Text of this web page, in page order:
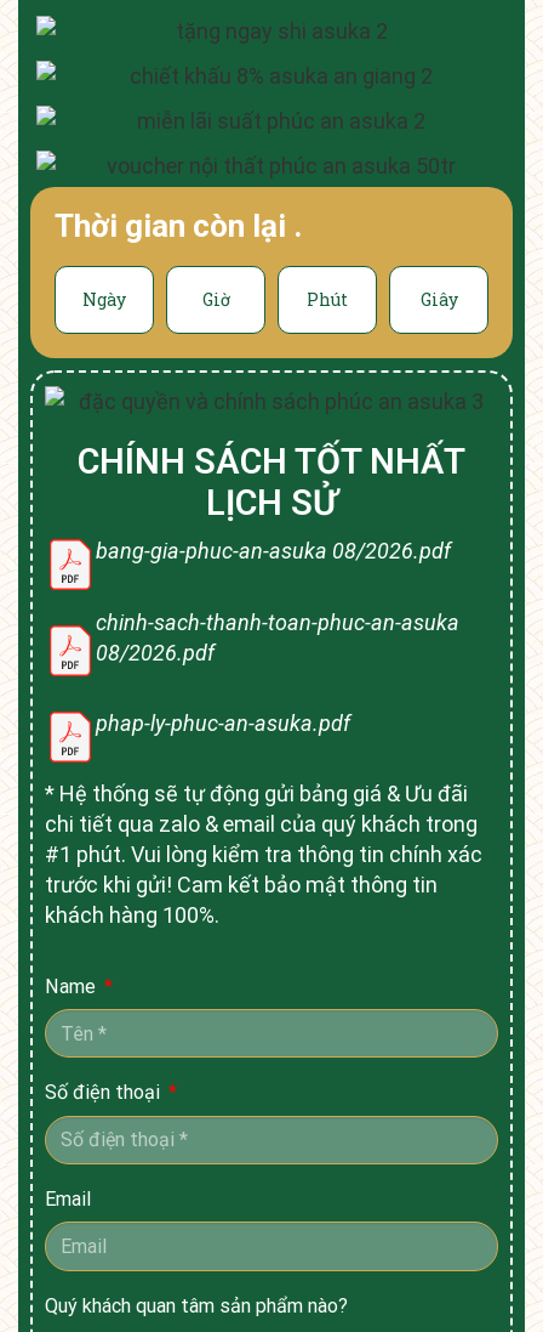
Thời gian còn lại .
Ngày Giờ Phút Giây
CHÍNH SÁCH TỐT NHẤT
LỊCH SỬ
bang-gia-phuc-an-asuka 08/2026.pdf
chinh-sach-thanh-toan-phuc-an-asuka
08/2026.pdf
phap-ly-phuc-an-asuka.pdf
* Hệ thống sẽ tự động gửi bảng giá & Ưu đãi
chi tiết qua zalo & email của quý khách trong
#1 phút. Vui lòng kiểm tra thông tin chính xác
trước khi gửi! Cam kết bảo mật thông tin
khách hàng 100%.
Name
Số điện thoại
Email
Quý khách quan tâm sản phẩm nào?